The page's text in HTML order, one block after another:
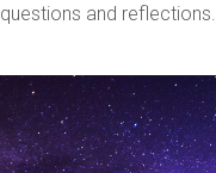
questions and reflections.